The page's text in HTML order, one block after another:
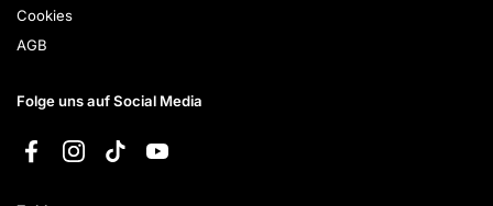
Cookies
AGB
Folge uns auf Social Media
FacebookInstagramTikTokYouTube